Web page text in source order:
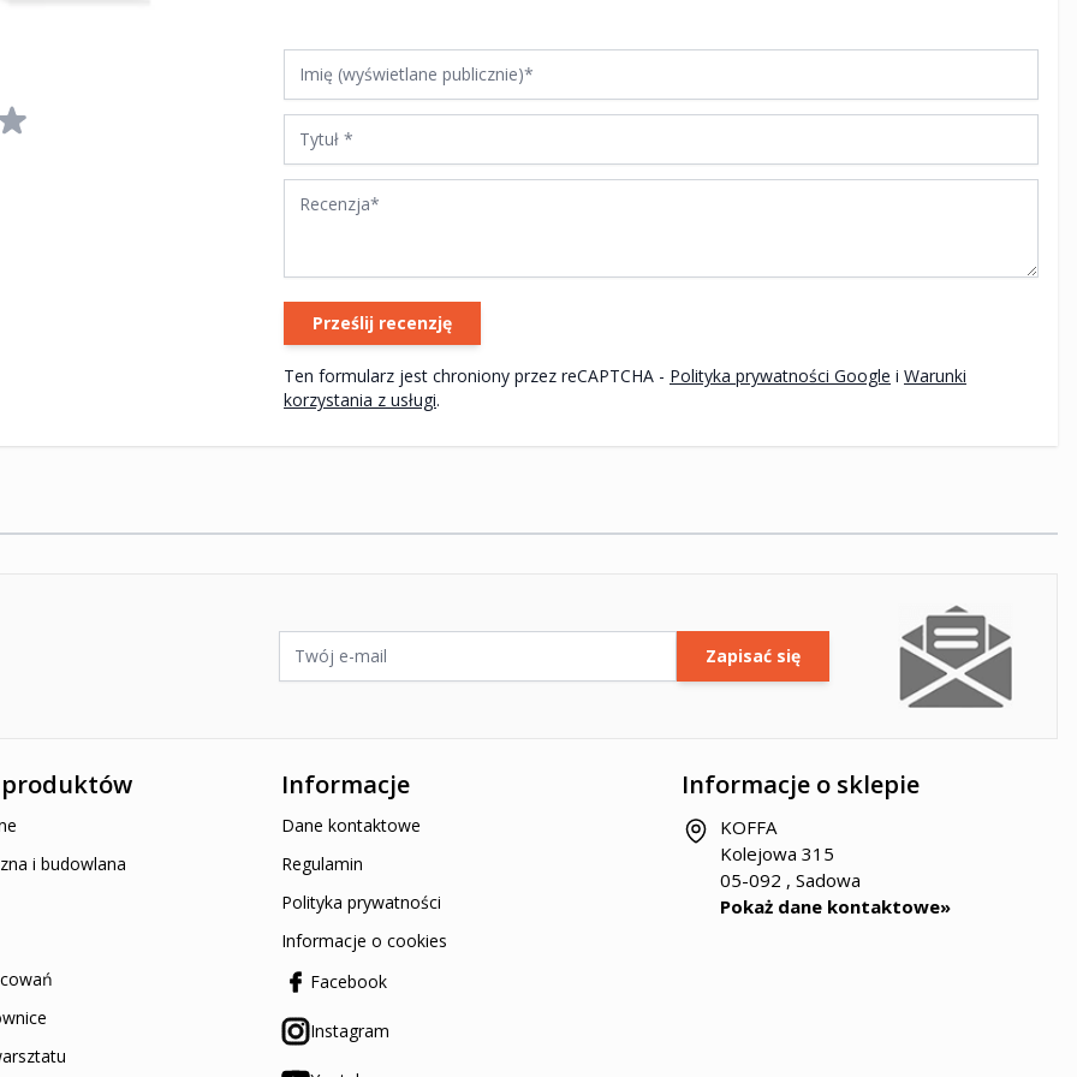
Imię (wyświetlane publicznie)
Prześlij recenzję
Ten formularz jest chroniony przez reCAPTCHA - Polityka prywatności Google i Warunki
korzystania z usługi.
Adres e-mail
Zapisać się
Google Warunki korzystania z usługi.
Informacje o sklepie
KOFFA
Kolejowa 315
05-092 , Sadowa
Pokaż dane kontaktowe»
i budowlana
Informacje
Dane kontaktowe
Regulamin
Polityka prywatności
Informacje o cookies
Facebook
Instagram